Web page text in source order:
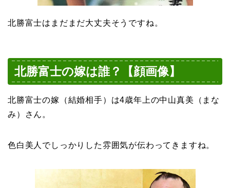
北勝富士はまだまだ大丈夫そうですね。
北勝富士の嫁は誰？【顔画像】
北勝富士の嫁（結婚相手）は4歳年上の中山真美（まな
み）さん。
色白美人でしっかりした雰囲気が伝わってきますね。